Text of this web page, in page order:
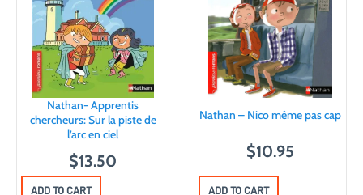
Nathan- Apprentis
chercheurs: Sur la piste de
l’arc en ciel
$13.50
ADD TO CART
Nathan – Nico même pas cap
$10.95
ADD TO CART